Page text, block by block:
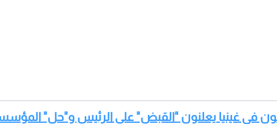
في غينيا يعلنون "القبض" على الرئيس و"حل"